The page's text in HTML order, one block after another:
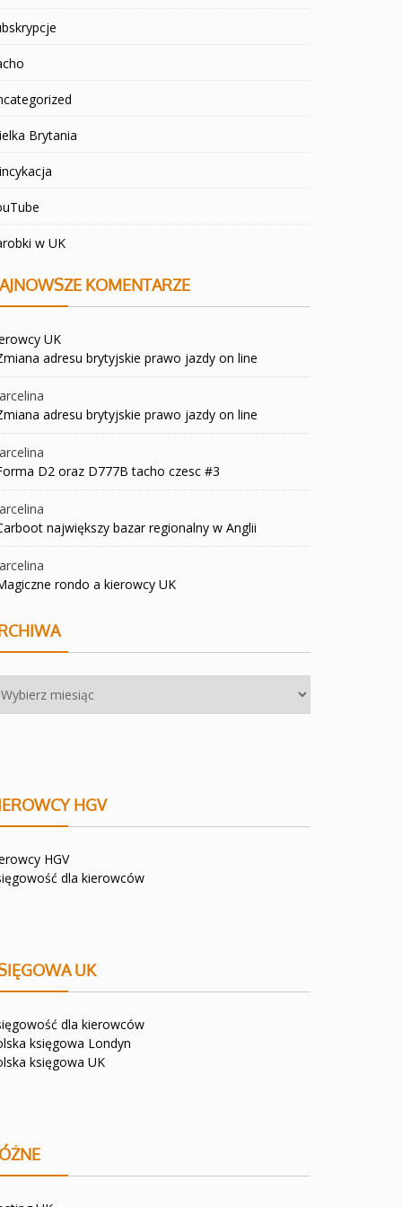
Brytania
w UK
KOMENTARZE
UK
adresu brytyjskie prawo jazdy on line
adresu brytyjskie prawo jazdy on line
D2 oraz D777B tacho czesc #3
największy bazar regionalny w Anglii
rondo a kierowcy UK
HGV
HGV
dla kierowców
UK
dla kierowców
księgowa Londyn
księgowa UK